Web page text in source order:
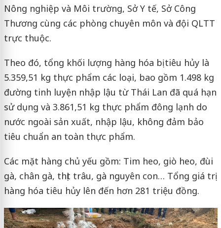
Nông nghiệp và Môi trường, Sở Y tế, Sở Công
Thương cùng các phòng chuyên môn và đội QLTT
trực thuộc.
Theo đó, tổng khối lượng hàng hóa bị tiêu hủy là
5.359,51 kg thực phẩm các loại, bao gồm 1.498 kg
đường tinh luyện nhập lậu từ Thái Lan đã quá hạn
sử dụng và 3.861,51 kg thực phẩm đông lạnh do
nước ngoài sản xuất, nhập lậu, không đảm bảo
tiêu chuẩn an toàn thực phẩm.
Các mặt hàng chủ yếu gồm: Tim heo, giò heo, đùi
gà, chân gà, thịt trâu, gà nguyên con… Tổng giá trị
hàng hóa tiêu hủy lên đến hơn 281 triệu đồng.